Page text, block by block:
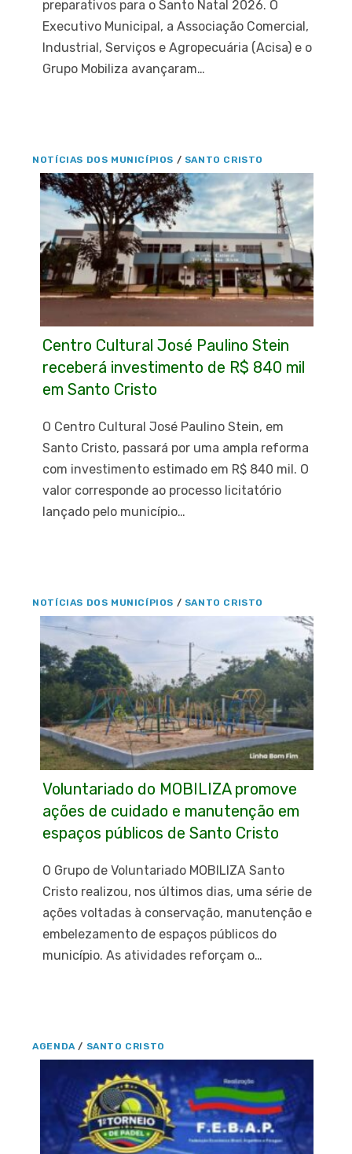
preparativos para o Santo Natal 2026. O
Executivo Municipal, a Associação Comercial,
Industrial, Serviços e Agropecuária (Acisa) e o
Grupo Mobiliza avançaram…
NOTÍCIAS DOS MUNICÍPIOS / SANTO CRISTO
Centro Cultural José Paulino Stein
receberá investimento de R$ 840 mil
em Santo Cristo
O Centro Cultural José Paulino Stein, em
Santo Cristo, passará por uma ampla reforma
com investimento estimado em R$ 840 mil. O
valor corresponde ao processo licitatório
lançado pelo município…
NOTÍCIAS DOS MUNICÍPIOS / SANTO CRISTO
Voluntariado do MOBILIZA promove
ações de cuidado e manutenção em
espaços públicos de Santo Cristo
O Grupo de Voluntariado MOBILIZA Santo
Cristo realizou, nos últimos dias, uma série de
ações voltadas à conservação, manutenção e
embelezamento de espaços públicos do
município. As atividades reforçam o…
AGENDA/ SANTO CRISTO